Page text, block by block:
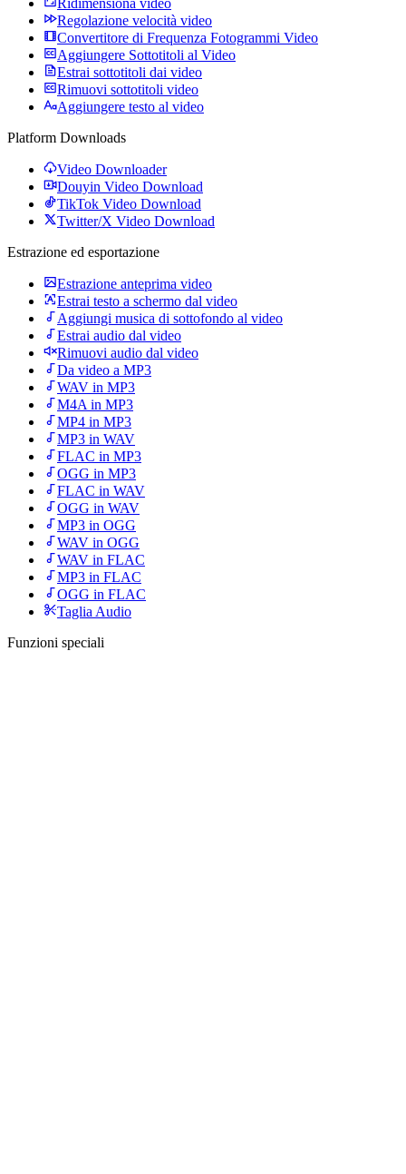
Ridimensiona video
Regolazione velocità video
Convertitore di Frequenza Fotogrammi Video
Aggiungere Sottotitoli al Video
Estrai sottotitoli dai video
Rimuovi sottotitoli video
Aggiungere testo al video
Platform Downloads
Video Downloader
Douyin Video Download
TikTok Video Download
Twitter/X Video Download
Estrazione ed esportazione
Estrazione anteprima video
Estrai testo a schermo dal video
Aggiungi musica di sottofondo al video
Estrai audio dal video
Rimuovi audio dal video
Da video a MP3
WAV in MP3
M4A in MP3
MP4 in MP3
MP3 in WAV
FLAC in MP3
OGG in MP3
FLAC in WAV
OGG in WAV
MP3 in OGG
WAV in OGG
WAV in FLAC
MP3 in FLAC
OGG in FLAC
Taglia Audio
Funzioni speciali